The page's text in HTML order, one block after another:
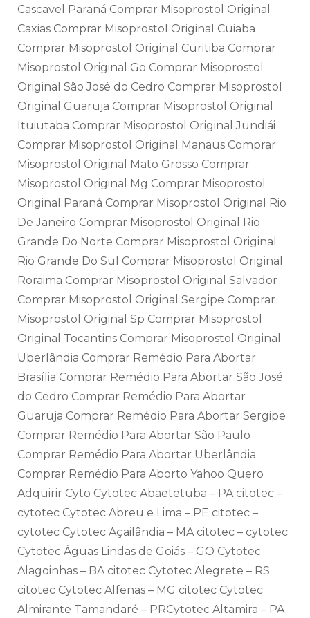
Cascavel Paraná Comprar Misoprostol Original
Caxias Comprar Misoprostol Original Cuiaba
Comprar Misoprostol Original Curitiba Comprar
Misoprostol Original Go Comprar Misoprostol
Original São José do Cedro Comprar Misoprostol
Original Guaruja Comprar Misoprostol Original
Ituiutaba Comprar Misoprostol Original Jundiái
Comprar Misoprostol Original Manaus Comprar
Misoprostol Original Mato Grosso Comprar
Misoprostol Original Mg Comprar Misoprostol
Original Paraná Comprar Misoprostol Original Rio
De Janeiro Comprar Misoprostol Original Rio
Grande Do Norte Comprar Misoprostol Original
Rio Grande Do Sul Comprar Misoprostol Original
Roraima Comprar Misoprostol Original Salvador
Comprar Misoprostol Original Sergipe Comprar
Misoprostol Original Sp Comprar Misoprostol
Original Tocantins Comprar Misoprostol Original
Uberlândia Comprar Remédio Para Abortar
Brasília Comprar Remédio Para Abortar São José
do Cedro Comprar Remédio Para Abortar
Guaruja Comprar Remédio Para Abortar Sergipe
Comprar Remédio Para Abortar São Paulo
Comprar Remédio Para Abortar Uberlândia
Comprar Remédio Para Aborto Yahoo Quero
Adquirir Cyto Cytotec Abaetetuba – PA citotec –
cytotec Cytotec Abreu e Lima – PE citotec –
cytotec Cytotec Açailândia – MA citotec – cytotec
Cytotec Águas Lindas de Goiás – GO Cytotec
Alagoinhas – BA citotec Cytotec Alegrete – RS
citotec Cytotec Alfenas – MG citotec Cytotec
Almirante Tamandaré – PRCytotec Altamira – PA